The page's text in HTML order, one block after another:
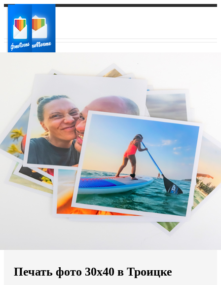
Ваш регион доставки
Выберите из списка:
Мы доставляем по всему миру
Продолжить без города
Печать фото 30х40 в Троицке